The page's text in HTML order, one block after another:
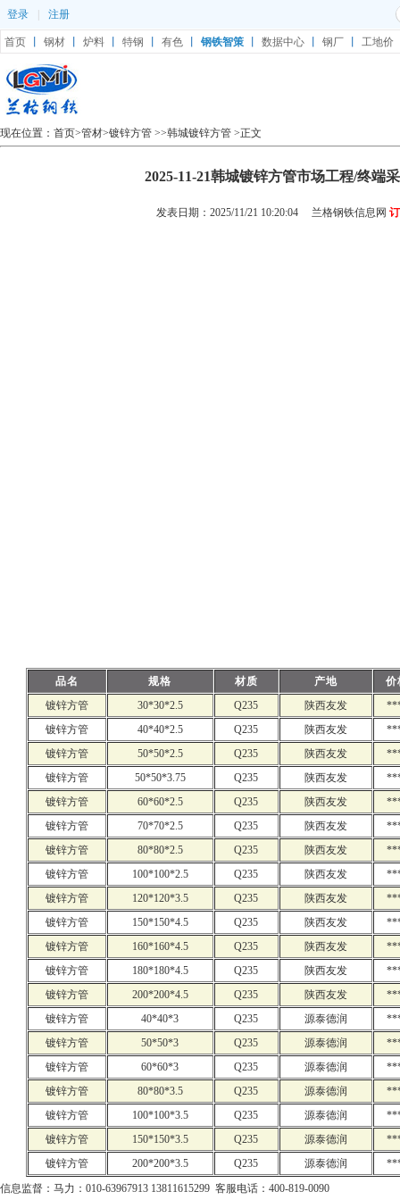
登录 注册
首页 钢材 炉料 特钢 有色 钢铁智策 数据中心 钢厂 工地价
现在位置： 首页>管材>镀锌方管 >>韩城镀锌方管 >正文
2025-11-21韩城镀锌方管市场工程/终端
发表日期：2025/11/21 10:20:04 兰格钢铁信息网
品名 规格 材质 产地
价
镀锌方管
30*30*2.5 Q235 陕西友发
镀锌方管
40*40*2.5 Q235 陕西友发
镀锌方管
50*50*2.5 Q235 陕西友发
镀锌方管
50*50*3.75 Q235 陕西友发
镀锌方管
60*60*2.5 Q235 陕西友发
镀锌方管
70*70*2.5 Q235 陕西友发
镀锌方管
80*80*2.5 Q235 陕西友发
镀锌方管
100*100*2.5 Q235 陕西友发
镀锌方管
120*120*3.5 Q235 陕西友发
镀锌方管
150*150*4.5 Q235 陕西友发
镀锌方管
160*160*4.5 Q235 陕西友发
镀锌方管
180*180*4.5 Q235 陕西友发
镀锌方管
200*200*4.5 Q235 陕西友发
镀锌方管
40*40*3 Q235 源泰德润
镀锌方管
50*50*3 Q235 源泰德润
镀锌方管
60*60*3 Q235 源泰德润
镀锌方管
80*80*3.5 Q235 源泰德润
镀锌方管
100*100*3.5 Q235 源泰德润
镀锌方管
150*150*3.5 Q235 源泰德润
镀锌方管
200*200*3.5 Q235 源泰德润
信息监督：马力：010-63967913 13811615299 客服电话：400-819-0090